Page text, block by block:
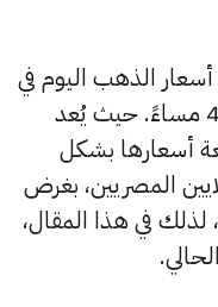
الذهب اليوم في
مصر الجمعة 3 أبريل الساعة 4:40 مساءً. حيث يُعد
أسعارها بشكل
المصريين، بغرض
لذلك في هذا المقال،